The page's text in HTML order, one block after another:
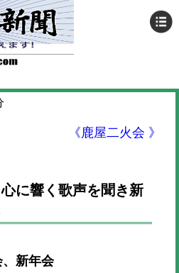
《鹿屋二火会 》
に響く歌声を聞き新
新年会